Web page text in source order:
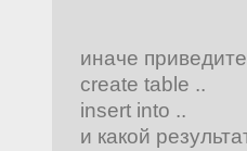
иначе
create table ..
insert into ..
и какой